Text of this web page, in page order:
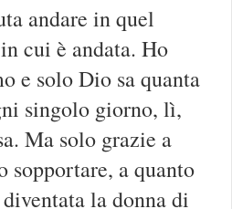
andare in quel
cui è andata. Ho
e solo Dio sa quanta
singolo giorno, lì,
Ma solo grazie a
sopportare, a quanto
la donna di